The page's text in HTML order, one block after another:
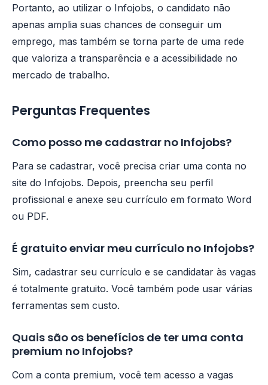
Portanto, ao utilizar o Infojobs, o candidato não
apenas amplia suas chances de conseguir um
emprego, mas também se torna parte de uma rede
que valoriza a transparência e a acessibilidade no
mercado de trabalho.
Perguntas Frequentes
Como posso me cadastrar no Infojobs?
Para se cadastrar, você precisa criar uma conta no
site do Infojobs. Depois, preencha seu perfil
profissional e anexe seu currículo em formato Word
ou PDF.
É gratuito enviar meu currículo no Infojobs?
Sim, cadastrar seu currículo e se candidatar às vagas
é totalmente gratuito. Você também pode usar várias
ferramentas sem custo.
Quais são os benefícios de ter uma conta
premium no Infojobs?
Com a conta premium, você tem acesso a vagas